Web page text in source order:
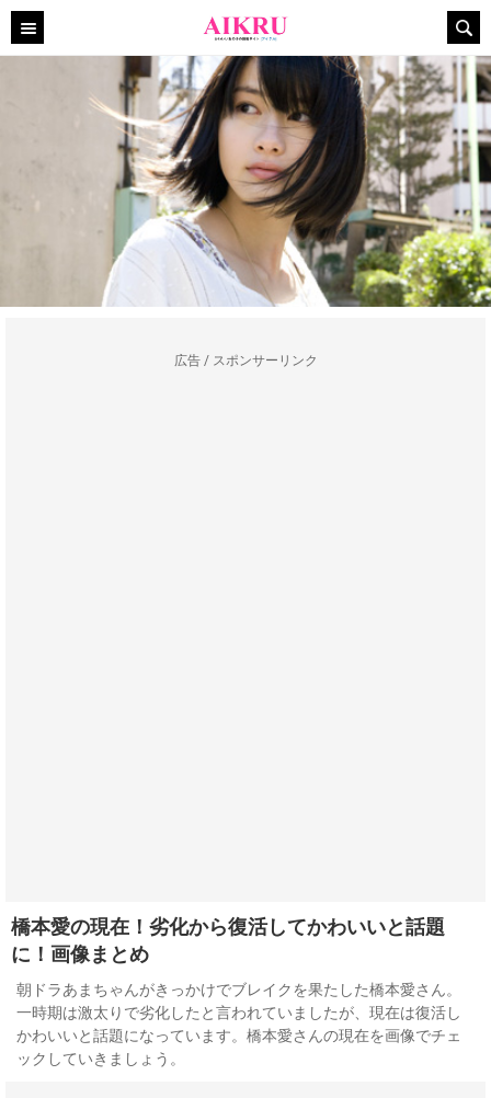
広告 / スポンサーリンク
橋本愛の現在！劣化から復活してかわいいと話題
に！画像まとめ
朝ドラあまちゃんがきっかけでブレイクを果たした橋本愛さん。
一時期は激太りで劣化したと言われていましたが、現在は復活し
かわいいと話題になっています。橋本愛さんの現在を画像でチェ
ックしていきましょう。